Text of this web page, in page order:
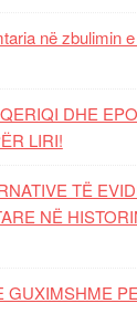
në zbulimin
DHE
LIRI!
TË
NË
GUXIMSHME